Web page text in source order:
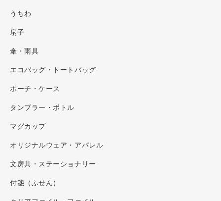
うちわ
扇子
傘・雨具
エコバッグ・トートバッグ
ポーチ・ケース
タンブラー・ボトル
マグカップ
オリジナルウェア・アパレル
文房具・ステーショナリー
付箋（ふせん）